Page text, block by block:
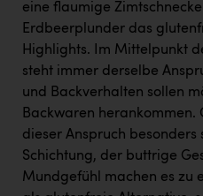
z.l.ö.
Österreichisches
Wirtschaftskammer OÖ
Dopgas
kunden basics
eine flaumige
Erdbeerplunder das
Highlights. Im Mittelpunkt
steht immer derselbe
und Backverhalten sollen
Backwaren herankommen.
dieser Anspruch besonders
Schichtung, der buttrige
Mundgefühl machen es zu